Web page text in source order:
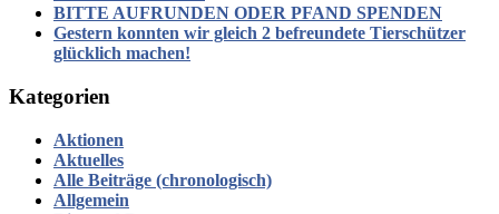
BITTE AUFRUNDEN ODER PFAND SPENDEN
Gestern konnten wir gleich 2 befreundete Tierschützer
glücklich machen!
Kategorien
Aktionen
Aktuelles
Alle Beiträge (chronologisch)
Allgemein